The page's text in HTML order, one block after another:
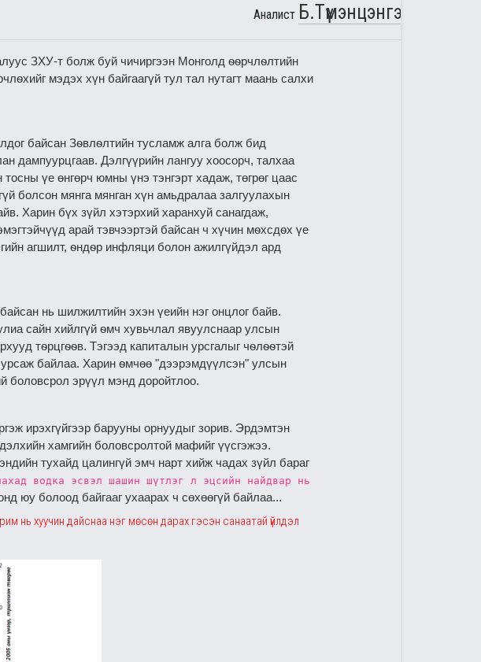
Аналист Б.Түмэнцэнгэл
ЗХУ-т болж буй чичиргээн Монголд ѳѳрчлѳлтийн
мэдэх хүн байгаагүй тул тал нутагт маань салхи
байсан Зѳвлѳлтийн тусламж алга болж бид
дампуурцгаав. Дэлгүүрийн лангуу хоосорч, талхаа
үе өнгөрч юмны үнэ тэнгэрт хадаж, төгрөг цаас
болсон мянга мянган хүн амьдралаа залгуулахын
Харин бүх зүйл хэтэрхий харанхуй санагдаж,
арай тэвчээртэй байсан ч хүчин мѳхсдѳх үе
агшилт, ѳндѳр инфляци болон ажилгүйдэл ард
нь шилжилтийн эхэн үеийн нэг онцлог байв.
сайн хийлгүй ѳмч хувьчлал явуулснаар улсын
тѳрцгѳѳв. Тэгээд капиталын урсгалыг чѳлѳѳтэй
байлаа. Харин ѳмчөө "дээрэмдүүлсэн" улсын
боловсрол эрүүл мэнд доройтлоо.
ирэхгүйгээр барууны орнуудыг зорив. Эрдэмтэн
хамгийн боловсролтой мафийг үүсгэжээ.
тухайд цалингүй эмч нарт хийж чадах зүйл бараг
водка эсвэл шашин шүтлэг л эцсийн найдвар нь
юу болоод байгааг ухаарах ч сөхөөгүй байлаа...
нь хуучин дайснаа нэг мѳсѳн дарах гэсэн санаатай үйлдэл